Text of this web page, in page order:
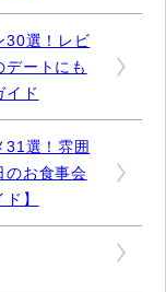
30選！レビ
ートにも
イド
31選！雰囲
お食事会
】